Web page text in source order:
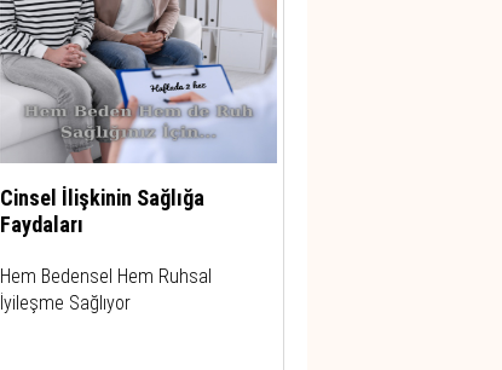
Cinsel İlişkinin Sağlığa
Faydaları
Hem Bedensel Hem Ruhsal
İyileşme Sağlıyor